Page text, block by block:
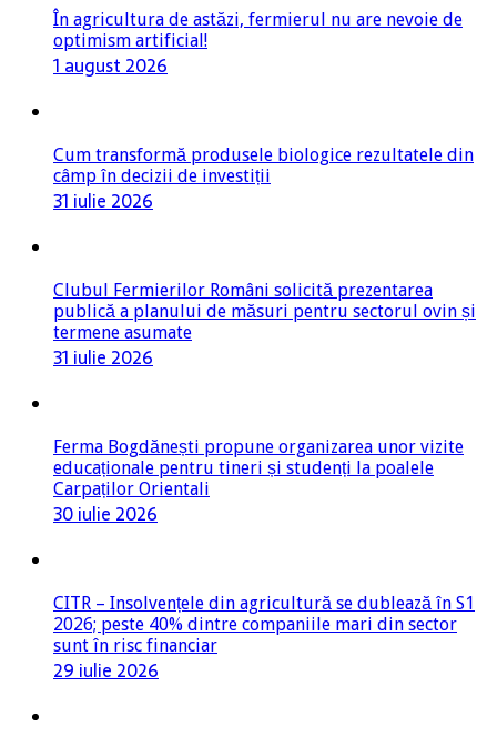
În agricultura de astăzi, fermierul nu are nevoie de
optimism artificial!
1 august 2026
Cum transformă produsele biologice rezultatele din
câmp în decizii de investiții
31 iulie 2026
Clubul Fermierilor Români solicită prezentarea
publică a planului de măsuri pentru sectorul ovin și
termene asumate
31 iulie 2026
Ferma Bogdănești propune organizarea unor vizite
educaționale pentru tineri și studenți la poalele
Carpaților Orientali
30 iulie 2026
CITR – Insolvențele din agricultură se dublează în S1
2026; peste 40% dintre companiile mari din sector
sunt în risc financiar
29 iulie 2026